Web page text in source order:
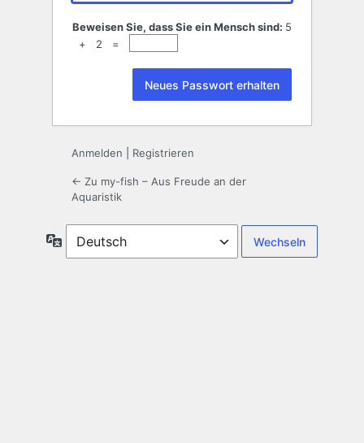
Beweisen Sie, dass Sie ein Mensch sind: 5
+ 2 =
Anmelden Registrieren
← Zu my-fish – Aus Freude an der
Aquaristik
Sprache